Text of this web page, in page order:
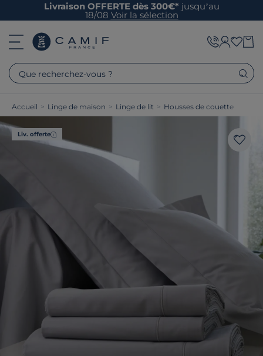
Livraison OFFERTE dès 300€* jusqu’au
18/08 Voir la sélection
Que recherchez-vous ?
Accueil > Linge de maison > Linge de lit > Housses de couette
Liv. offerte